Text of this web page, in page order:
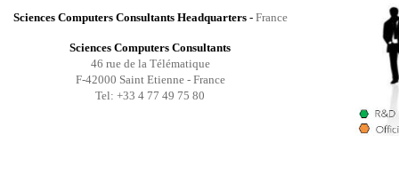
Sciences Computers Consultants Headquarters- France
Sciences Computers Consultants
46 rue de la Télématique
F-42000 Saint Etienne - France
Tel: +33 4 77 49 75 80